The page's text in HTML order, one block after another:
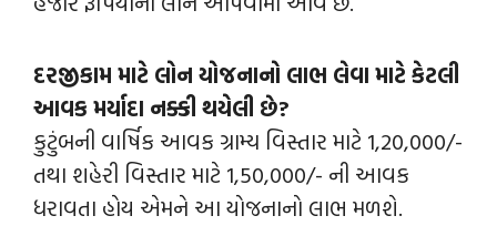
દરજીકામ માટે લોન યોજનાનો લાભ લેવા માટે કેટલી
આવક મર્યાદા નક્કી થયેલી છે?
કુટુંબની વાર્ષિક આવક ગ્રામ્ય વિસ્તાર માટે 1,20,000/-
તથા શહેરી વિસ્તાર માટે 1,50,000/- ની આવક
ધરાવતા હોય એમને આ યોજનાનો લાભ મળશે.